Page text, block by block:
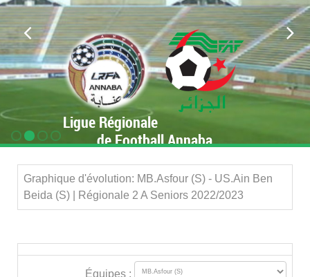
Ligue Régionale
de Football Annaba
Graphique d'évolution: MB.Asfour (S) - US.Ain Ben
Beida (S) | Régionale 2 A Seniors 2022/2023
Équipes :